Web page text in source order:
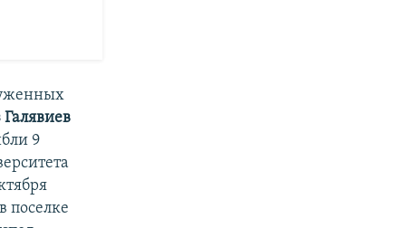
9
поселке